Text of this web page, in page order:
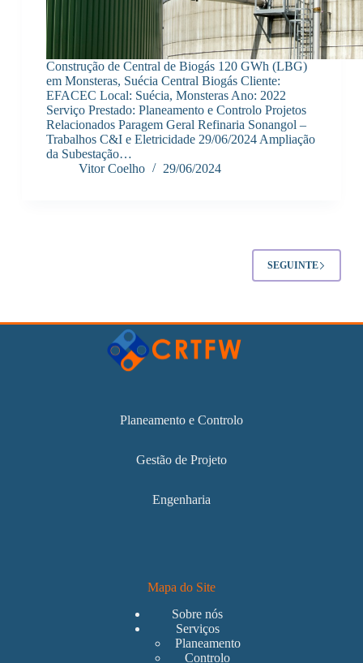
Construção de Central de Biogás 120 GWh (LBG)
em Monsteras, Suécia Central Biogás Cliente:
EFACEC Local: Suécia, Monsteras Ano: 2022
Serviço Prestado: Planeamento e Controlo Projetos
Relacionados Paragem Geral Refinaria Sonangol –
Trabalhos C&I e Eletricidade 29/06/2024 Ampliação
da Subestação…
Vitor Coelho
29/06/2024
SEGUINTE
Planeamento e Controlo
Gestão de Projeto
Engenharia
Mapa do Site
Sobre nós
Serviços
Planeamento
Controlo